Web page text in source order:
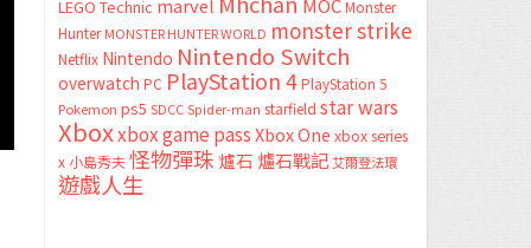
LEGO Technic marvel MOC Monster
Hunter MONSTER HUNTER WORLD monster strike
Netflix Nintendo Nintendo Switch
overwatch PC PlayStation 4 PlayStation 5
Pokemon ps5 SDCC Spider-man starfield star wars
Xboxxbox game passXbox One xbox series
x 小島秀夫怪物彈珠 爐石 爐石戰記艾爾登法環
遊戲人生